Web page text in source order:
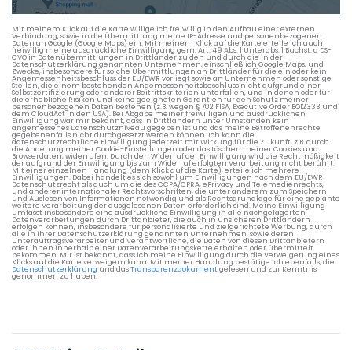
Verkehrsdaten eines typischen Dienstag morgens um 8:30.
Mit meinem Klick auf die Karte willige ich freiwillig in den Aufbau einer externen
Verbindung, sowie in die Übermittlung meine IP-Adresse und personenbezogenen
Daten an Google (Google Maps) ein. Mit meinem Klick auf die Karte erteile ich auch
freiwillig meine ausdrückliche Einwilligung gem. Art. 49 Abs. 1 Unterabs. 1 Buchst. a DS-
GVO in Datenübermittlungen in Drittländer zu den und durch die in der
Datenschutzerklärung genannten Unternehmen, einschließlich Google Maps, und
Zwecke, insbesondere für solche Übermittlungen an Drittländer für die ein oder kein
Angemessenheitsbeschluss der EU/EWR vorliegt sowie an Unternehmen oder sonstige
Stellen, die einem bestehenden Angemessenheitsbeschluss nicht aufgrund einer
Selbstzertifizierung oder anderer Beitrittskriterien unterfallen, und in denen oder für
die erhebliche Risiken und keine geeigneten Garantien für den Schutz meiner
personenbezogenen Daten bestehen (z.B. wegen § 702 FISA, Executive Order EO12333 und
dem CloudAct in den USA). Bei Abgabe meiner freiwilligen und ausdrücklichen
Einwilligung war mir bekannt, dass in Drittländern unter Umständen kein
angemessenes Datenschutzniveau gegeben ist und das meine Betroffenenrechte
gegebenenfalls nicht durchgesetzt werden können. Ich kann die
datenschutzrechtliche Einwilligung jederzeit mit Wirkung für die Zukunft, z.B. durch
die Änderung meiner Cookie-Einstellungen oder das Löschen meiner Cookies und
Browserdaten, widerrufen. Durch den Widerruf der Einwilligung wird die Rechtmäßigkeit
der aufgrund der Einwilligung bis zum Widerruf erfolgten Verarbeitung nicht berührt.
Mit einer einzelnen Handlung (dem Klick auf die Karte), erteile ich mehrere
Einwilligungen. Dabei handelt es sich sowohl um Einwilligungen nach dem EU/EWR-
Datenschutzrecht als auch um die des CCPA/CPRA, ePrivacy und Telemedienrechts,
und anderer internationaler Rechtsvorschriften, die unter anderem zum Speichern
und Auslesen von Informationen notwendig und als Rechtsgrundlage für eine geplante
weitere Verarbeitung der ausgelesenen Daten erforderlich sind. Meine Einwilligung
umfasst insbesondere eine ausdrückliche Einwilligung in alle nachgelagerten
Datenverarbeitungen durch Drittanbieter, die auch in unsicheren Drittländern
erfolgen können, insbesondere für personalisierte und zielgerichtete Werbung, durch
alle in ihrer Datenschutzerklärung genannten Unternehmen, sowie deren
Unterauftragsverarbeiter und Verantwortliche, die Daten von diesen Drittanbietern
oder ihnen innerhalb einer Datenverarbeitungskette erhalten oder übermittelt
bekommen. Mir ist bekannt, dass ich meine Einwilligung durch die Verweigerung eines
Klicks auf die Karte verweigern kann. Mit meiner Handlung bestätige ich ebenfalls, die
Datenschutzerklärung und dasTransparenzdokumentgelesen und zur Kenntnis
genommen zu haben.